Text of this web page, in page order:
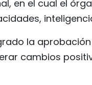
en el cual el
la
cambios